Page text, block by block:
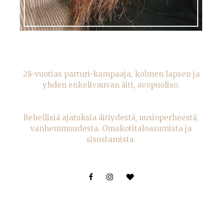
28-vuotias parturi-kampaaja, kolmen lapsen ja
yhden enkelivauvan äiti, avopuoliso.
Rehellisiä ajatuksia äitiydestä, uusioperheestä,
vanhemmuudesta. Omakotitaloasumista ja
sisustamista.